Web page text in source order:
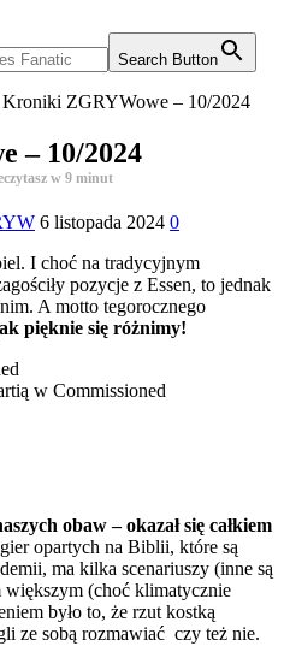
Search Button
Kroniki ZGRYWowe – 10/2024
– 10/2024
w 9 minut
6 listopada 2024 0
I choć na tradycyjnym
pozycje z Essen, to jednak
A motto tegorocznego
pięknie się różnimy!
obaw – okazał się całkiem
opartych na Biblii, które są
ma kilka scenariuszy (inne są
(choć klimatycznie
było to, że rzut kostką
ze sobą rozmawiać czy też nie.